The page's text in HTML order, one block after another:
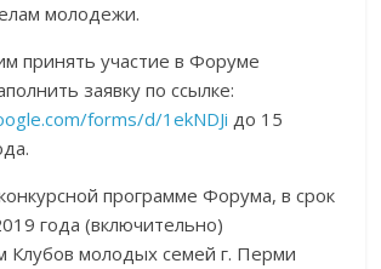
молодежи.
принять участие в Форуме
заявку по ссылке:
forms/d/1ekNDJi до 15
программе Форума, в срок
года (включительно)
Клубов молодых семей г. Перми